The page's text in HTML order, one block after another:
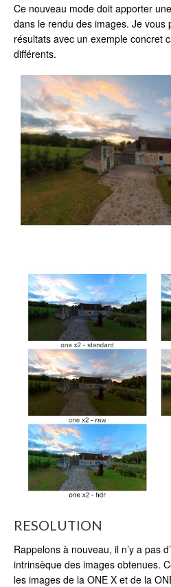
Ce nouveau mode doit apporter
dans le rendu des images. Je vous
résultats avec un exemple concret
différents.
RESOLUTION
Rappelons à nouveau, il n’y a pas
intrinsèque des images obtenues.
les images de la ONE X et de la